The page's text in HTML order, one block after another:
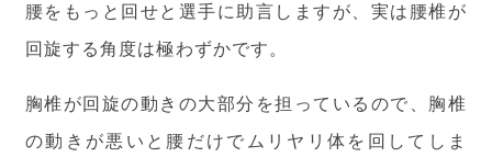
腰をもっと回せと選手に助言しますが、実は腰椎が
回旋する角度は極わずかです。
胸椎が回旋の動きの大部分を担っているので、胸椎
の動きが悪いと腰だけでムリヤリ体を回してしま